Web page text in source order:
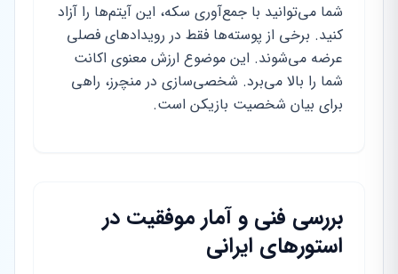
شما می‌توانید با جمع‌آوری سکه، این آیتم‌ها را آزاد
کنید. برخی از پوسته‌ها فقط در رویدادهای فصلی
عرضه می‌شوند. این موضوع ارزش معنوی اکانت
شما را بالا می‌برد. شخصی‌سازی در منچرز، راهی
برای بیان شخصیت بازیکن است.
بررسی فنی و آمار موفقیت در
استورهای ایرانی